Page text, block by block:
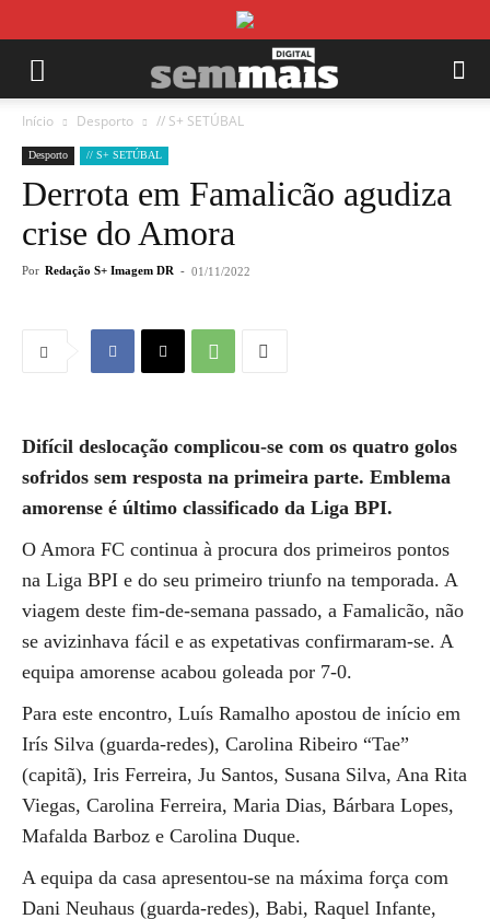
Início Desporto // S+ SETÚBAL
Desporto // S+ SETÚBAL
Derrota em Famalicão agudiza
crise do Amora
Por Redação S+ Imagem DR - 01/11/2022
Difícil deslocação complicou-se com os quatro golos
sofridos sem resposta na primeira parte. Emblema
amorense é último classificado da Liga BPI.
O Amora FC continua à procura dos primeiros pontos
na Liga BPI e do seu primeiro triunfo na temporada. A
viagem deste fim-de-semana passado, a Famalicão, não
se avizinhava fácil e as expetativas confirmaram-se. A
equipa amorense acabou goleada por 7-0.
Para este encontro, Luís Ramalho apostou de início em
Irís Silva (guarda-redes), Carolina Ribeiro “Tae”
(capitã), Iris Ferreira, Ju Santos, Susana Silva, Ana Rita
Viegas, Carolina Ferreira, Maria Dias, Bárbara Lopes,
Mafalda Barboz e Carolina Duque.
A equipa da casa apresentou-se na máxima força com
Dani Neuhaus (guarda-redes), Babi, Raquel Infante,